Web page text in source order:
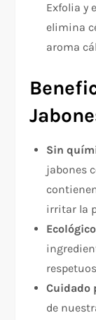
Exfolia y
elimina
aroma
Sin
jabones
irritar la
Cuidado
de